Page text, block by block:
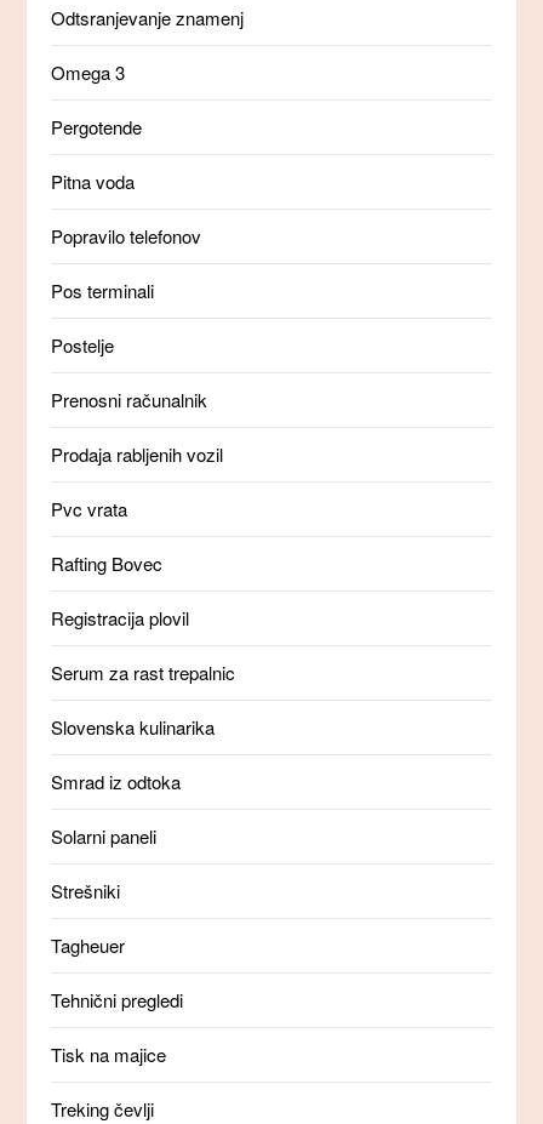
Odtsranjevanje znamenj
Omega 3
Pergotende
Pitna voda
Popravilo telefonov
Pos terminali
Postelje
Prenosni računalnik
Prodaja rabljenih vozil
Pvc vrata
Rafting Bovec
Registracija plovil
Serum za rast trepalnic
Slovenska kulinarika
Smrad iz odtoka
Solarni paneli
Strešniki
Tagheuer
Tehnični pregledi
Tisk na majice
Treking čevlji